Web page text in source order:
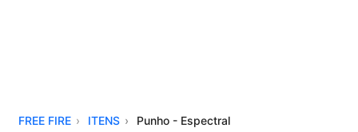
FREE FIRE ITENS Punho - Espectral